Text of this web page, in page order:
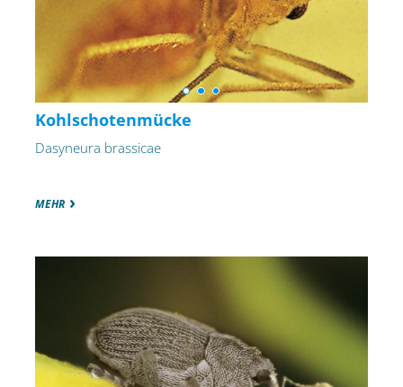
Kohlschotenmücke
Dasyneura brassicae
MEHR